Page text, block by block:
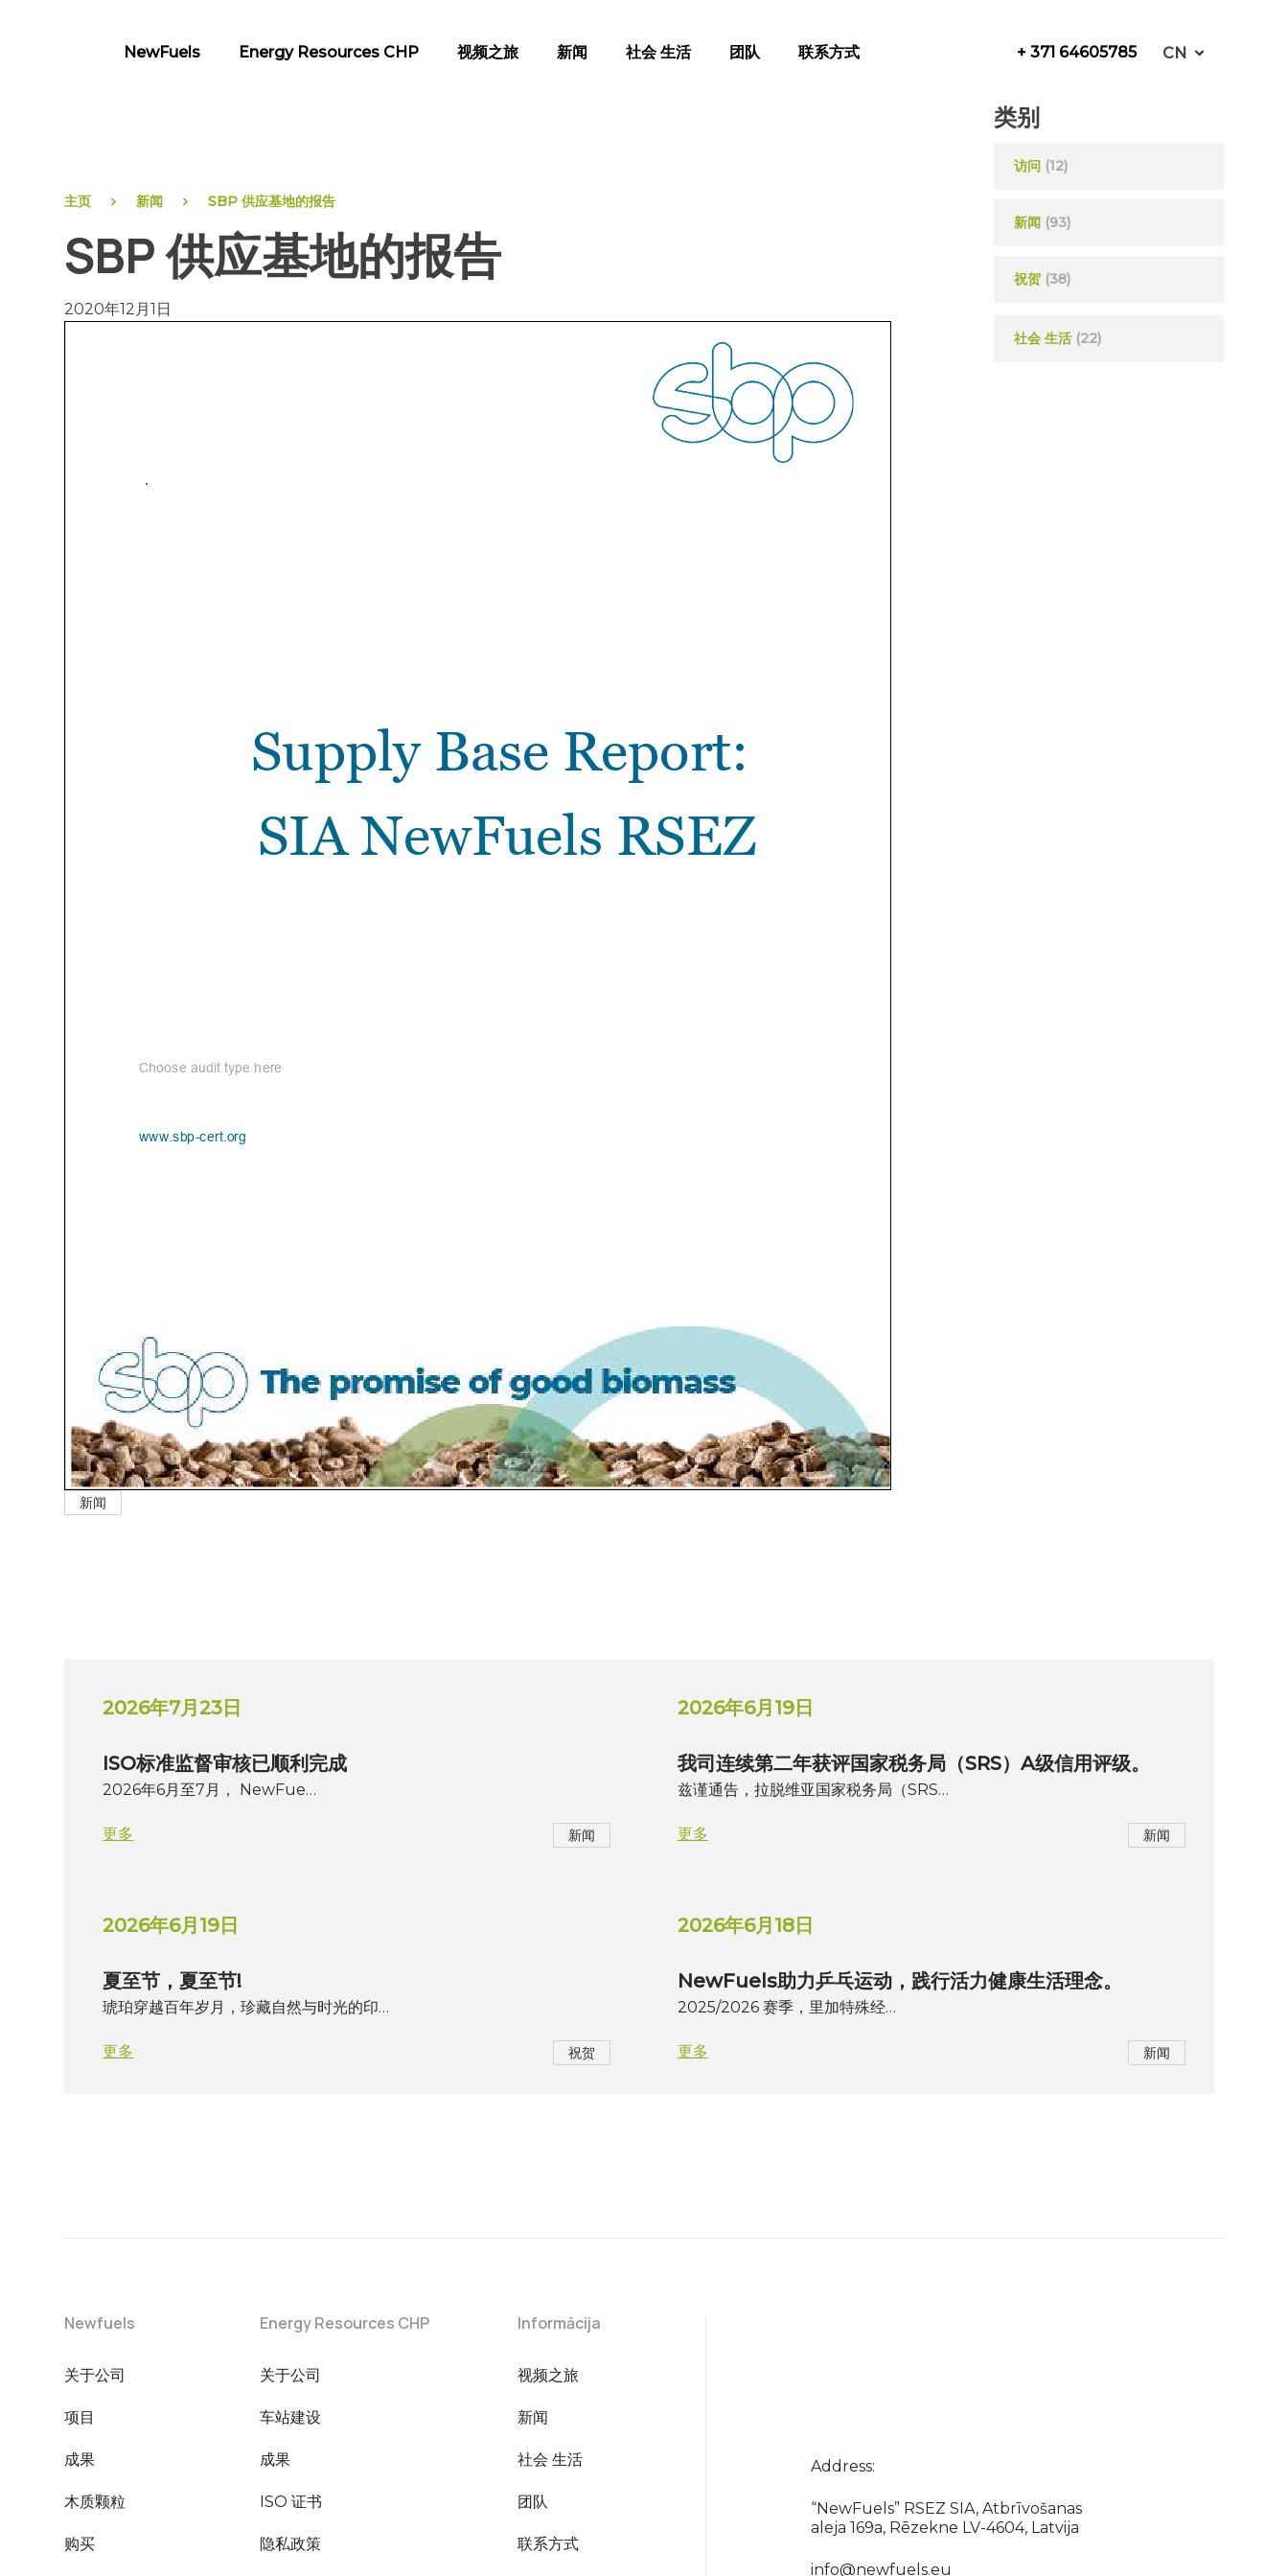
NewFuels Energy Resources CHP 视频之旅 新闻 社会 生活 团队 联系方式 + 371 64605785 CN
主页 新闻 SBP 供应基地的报告
SBP 供应基地的报告
2020年12月1日
新闻
类别
访问(12)
新闻(93)
祝贺(38)
社会 生活(22)
2026年7月23日
ISO标准监督审核已顺利完成
2026年6月至7月， NewFue…
更多 新闻
2026年6月19日
我司连续第二年获评国家税务局（SRS）A级信用评级。
兹谨通告，拉脱维亚国家税务局（SRS…
更多 新闻
2026年6月19日
夏至节，夏至节!
琥珀穿越百年岁月，珍藏自然与时光的印…
更多 祝贺
2026年6月18日
NewFuels助力乒乓运动，践行活力健康生活理念。
2025/2026 赛季，里加特殊经…
更多 新闻
Newfuels
关于公司
项目
成果
木质颗粒
购买
Energy Resources CHP
关于公司
车站建设
成果
ISO 证书
隐私政策
Informācija
视频之旅
新闻
社会 生活
团队
联系方式
Address:
“NewFuels” RSEZ SIA, Atbrīvošanas
aleja 169a, Rēzekne LV-4604, Latvija
info@newfuels.eu